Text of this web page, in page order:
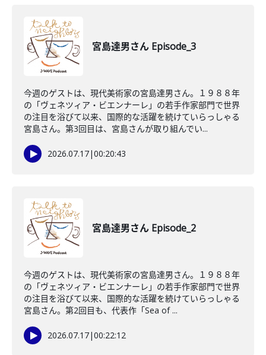
宮島達男さん Episode_3
今週のゲストは、現代美術家の宮島達男さん。１９８８年
の「ヴェネツィア・ビエンナーレ」の若手作家部門で世界
の注目を浴びて以来、国際的な活躍を続けていらっしゃる
宮島さん。第3回目は、宮島さんが取り組んでい...
2026.07.17|00:20:43
宮島達男さん Episode_2
今週のゲストは、現代美術家の宮島達男さん。１９８８年
の「ヴェネツィア・ビエンナーレ」の若手作家部門で世界
の注目を浴びて以来、国際的な活躍を続けていらっしゃる
宮島さん。第2回目も、代表作「Sea of ...
2026.07.17|00:22:12